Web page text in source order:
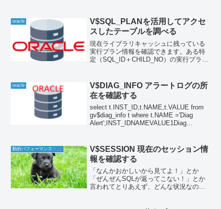
限の情報select * from V$LICEN...
oracle
V$SQL_PLANを活用してアクセ
スしたテーブルを調べる
現在ライブラリキャッシュに残っている
実行プラン情報を確認できます。ある特
定（SQL_ID＋CHILD_NO）の実行プラン
用するので通常この動的パフォーマンス
ビューを参照...
oracle
V$DIAG_INFO アラートログの所
在を確認する
select t.INST_ID,t.NAME,t.VALUE from
gv$diag_info t where t.NAME ='Diag
Alert';INST_IDNAMEVALUE1Diag
動的パフォーマンス・ビュー
V$SESSION 現在のセッション情
報を確認する
「なんかおかしいから見てよ！」とか
「ぜんぜんSQLが返ってこない！」とか
言われてとりあえず、どんな状況なのか